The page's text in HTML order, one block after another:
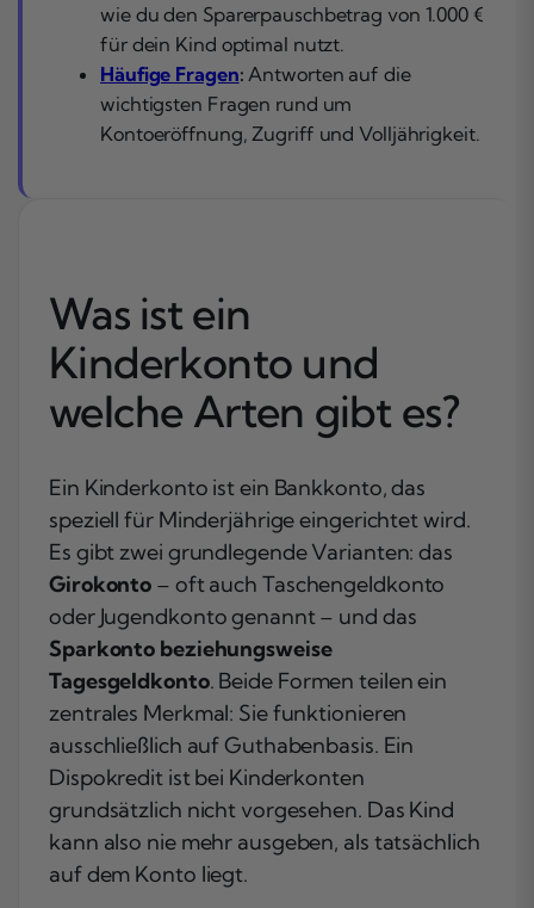
wie du den Sparerpauschbetrag von 1.000 €
für dein Kind optimal nutzt.
Häufige Fragen: Antworten auf die
wichtigsten Fragen rund um
Kontoeröffnung, Zugriff und Volljährigkeit.
Was ist ein
Kinderkonto und
welche Arten gibt es?
Ein Kinderkonto ist ein Bankkonto, das
speziell für Minderjährige eingerichtet wird.
Es gibt zwei grundlegende Varianten: das
Girokonto – oft auch Taschengeldkonto
oder Jugendkonto genannt – und das
Sparkonto beziehungsweise
Tagesgeldkonto. Beide Formen teilen ein
zentrales Merkmal: Sie funktionieren
ausschließlich auf Guthabenbasis. Ein
Dispokredit ist bei Kinderkonten
grundsätzlich nicht vorgesehen. Das Kind
kann also nie mehr ausgeben, als tatsächlich
auf dem Konto liegt.